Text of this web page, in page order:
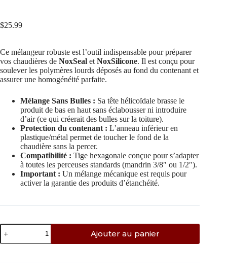
$25.99
Ce mélangeur robuste est l’outil indispensable pour préparer
vos chaudières de NoxSeal et NoxSilicone. Il est conçu pour
soulever les polymères lourds déposés au fond du contenant et
assurer une homogénéité parfaite.
Mélange Sans Bulles : Sa tête hélicoïdale brasse le
produit de bas en haut sans éclabousser ni introduire
d’air (ce qui créerait des bulles sur la toiture).
Protection du contenant : L’anneau inférieur en
plastique/métal permet de toucher le fond de la
chaudière sans la percer.
Compatibilité : Tige hexagonale conçue pour s’adapter
à toutes les perceuses standards (mandrin 3/8″ ou 1/2″).
Important : Un mélange mécanique est requis pour
activer la garantie des produits d’étanchéité.
Ajouter au panier